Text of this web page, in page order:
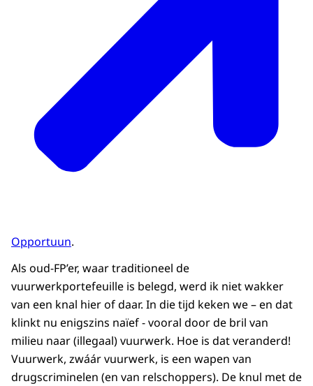
Opportuun.
Als oud-FP’er, waar traditioneel de
vuurwerkportefeuille is belegd, werd ik niet wakker
van een knal hier of daar. In die tijd keken we – en dat
klinkt nu enigszins naïef - vooral door de bril van
milieu naar (illegaal) vuurwerk. Hoe is dat veranderd!
Vuurwerk, zwáár vuurwerk, is een wapen van
drugscriminelen (en van relschoppers). De knul met de